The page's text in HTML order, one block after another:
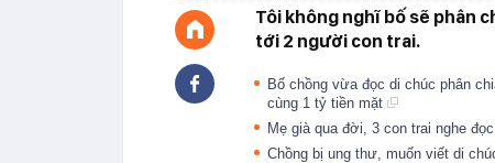
Tôi không nghĩ bố sẽ phân
tới 2 người con trai.
Bố chồng vừa đọc di chúc phân
cùng 1 tỷ tiền mặt
Mẹ già qua đời, 3 con trai nghe
Chồng bị ung thư, muốn viết di